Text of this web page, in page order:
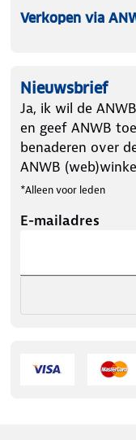
Verkopen via
Nieuwsbrief
Ja, ik wil de
en geef ANWB
benaderen over
ANWB
*Alleen voor leden
E-mailadres